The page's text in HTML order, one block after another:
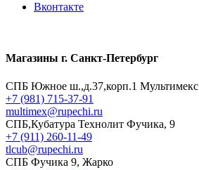
Вконтакте
Магазины г. Санкт-Петербург
СПБ Южное ш.,д.37,корп.1 Мультимекс
+7 (981) 715-37-91
multimex@rupechi.ru
СПБ,Кубатура Технолит Фучика, 9
+7 (911) 260-11-49
tlcub@rupechi.ru
СПБ Фучика 9, Жарко